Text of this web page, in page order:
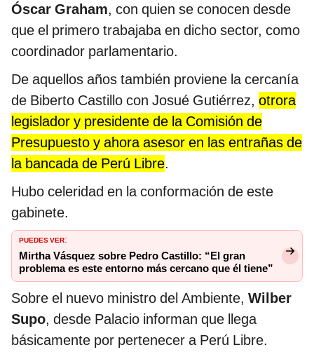
Óscar Graham, con quien se conocen desde
que el primero trabajaba en dicho sector, como
coordinador parlamentario.
De aquellos años también proviene la cercanía
de Biberto Castillo con Josué Gutiérrez, otrora
legislador y presidente de la Comisión de
Presupuesto y ahora asesor en las entrañas de
la bancada de Perú Libre.
Hubo celeridad en la conformación de este
gabinete.
PUEDES VER:
Mirtha Vásquez sobre Pedro Castillo: “El gran
problema es este entorno más cercano que él tiene”
Sobre el nuevo ministro del Ambiente, Wilber
Supo, desde Palacio informan que llega
básicamente por pertenecer a Perú Libre.